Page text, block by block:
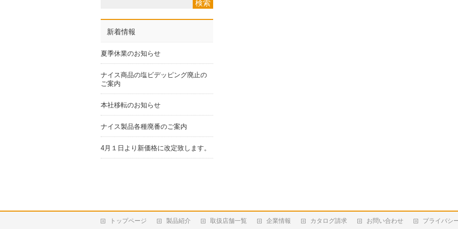
新着情報
夏季休業のお知らせ
ナイス商品の塩ビデッピング廃止の
ご案内
本社移転のお知らせ
ナイス製品各種廃番のご案内
4月１日より新価格に改定致します。
トップページ 製品紹介 取扱店舗一覧 企業情報 カタログ請求 お問い合わせ プライバシ